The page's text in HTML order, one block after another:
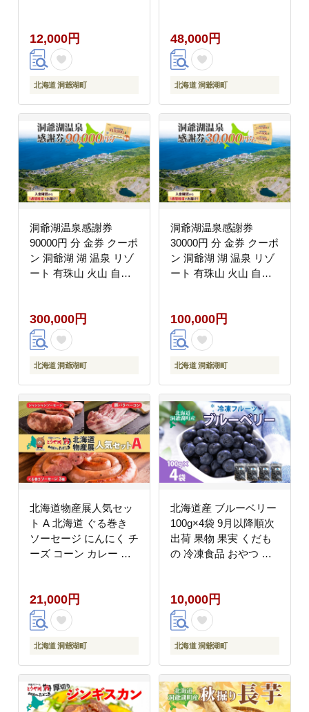
テト 芋 いも イモ 黄色
旬 野菜 農作物 産地直
送 お取り寄せ 国産
12,000円
北海道 洞爺湖町
届け 数量限定 たからだ
米 お米 米 コメ 精米 北
海道米 ご飯 ごはん 甘
み 粘り ブランド米 お
48,000円
北海道 洞爺湖町
洞爺湖温泉感謝券
90000円 分 金券 クーポ
ン 洞爺湖 湖 温泉 リゾ
ート 有珠山 火山 自然
海道 ふるさと納税 絶景
旅 体験
300,000円
北海道 洞爺湖町
洞爺湖温泉感謝券
30000円 分 金券 クーポ
ン 洞爺湖 湖 温泉 リゾ
ート 有珠山 火山 自然
海道 ふるさと納税 絶景
旅 体験
100,000円
北海道 洞爺湖町
北海道物産展人気セッ
ト A 北海道 ぐる巻き
ソーセージ にんにく チ
ーズ コーン カレー ベ
合わせ ギフト お取り寄
せ お肉屋 たどころ 送
料無料
21,000円
北海道 洞爺湖町
北海道産 ブルーベリー
100g×4袋 9月以降順次
出荷 果物 果実 くだも
の 冷凍食品 おやつ デ
簡単 便利 一人暮らし
小分け 製菓 送料無料
冷凍 北海道 洞爺湖町
10,000円
北海道 洞爺湖町